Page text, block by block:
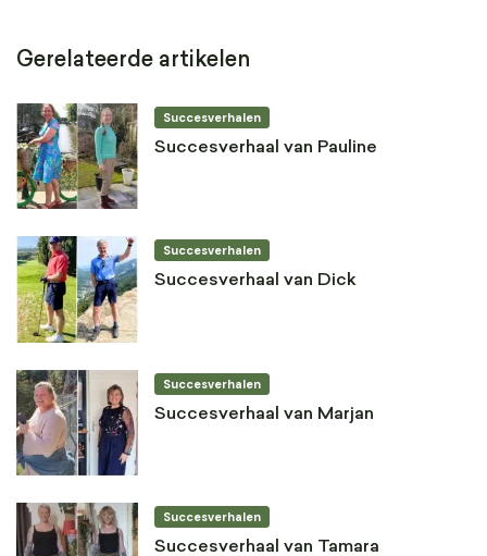
Gerelateerde artikelen
Succesverhalen
Succesverhaal van Pauline
Succesverhalen
Succesverhaal van Dick
Succesverhalen
Succesverhaal van Marjan
Succesverhalen
Succesverhaal van Tamara